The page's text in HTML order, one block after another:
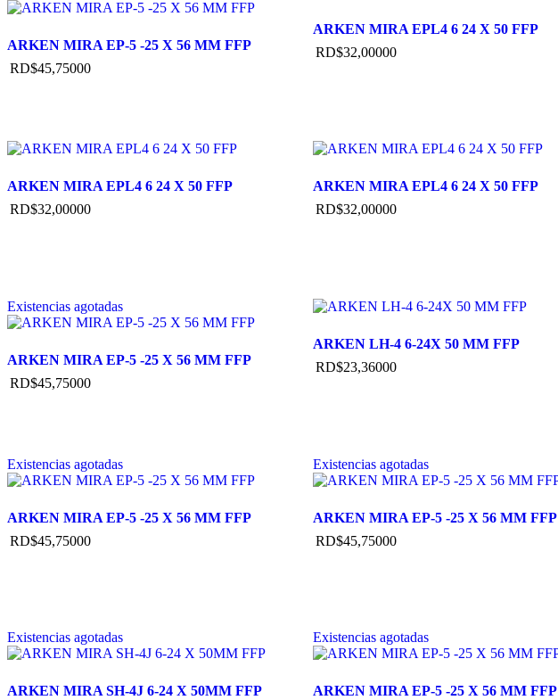
ARKEN MIRA EP-5 -25 X 56 MM FFP
RD$45,75000
ARKEN MIRA EPL4 6 24 X 50 FFP
RD$32,00000
ARKEN MIRA EPL4 6 24 X 50 FFP
RD$32,00000
ARKEN MIRA EPL4 6 24 X 50 FFP
RD$32,00000
Existencias agotadas
ARKEN MIRA EP-5 -25 X 56 MM FFP
RD$45,75000
ARKEN LH-4 6-24X 50 MM FFP
RD$23,36000
Existencias agotadas
ARKEN MIRA EP-5 -25 X 56 MM FFP
RD$45,75000
Existencias agotadas
ARKEN MIRA EP-5 -25 X 56 MM FFP
RD$45,75000
Existencias agotadas
ARKEN MIRA SH-4J 6-24 X 50MM FFP
Existencias agotadas
ARKEN MIRA EP-5 -25 X 56 MM FFP